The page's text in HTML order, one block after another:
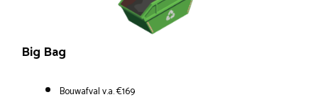
Big Bag
Bouwafval v.a. €169